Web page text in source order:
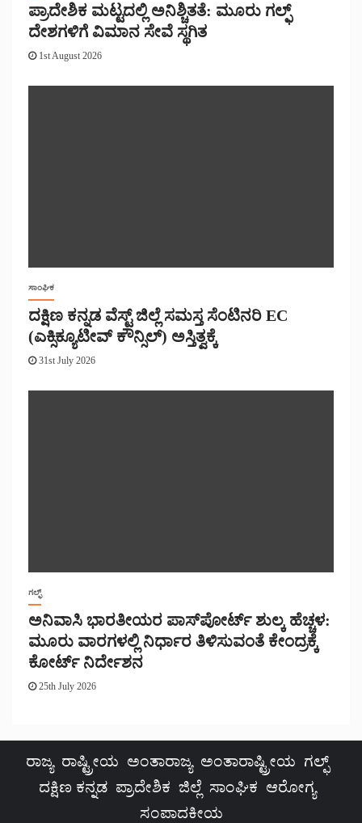
ಪ್ರಾದೇಶಿಕ ಮಟ್ಟದಲ್ಲಿ ಅನಿಶ್ಚಿತತೆ: ಮೂರು ಗಲ್ಫ್
ದೇಶಗಳಿಗೆ ವಿಮಾನ ಸೇವೆ ಸ್ಥಗಿತ
1st August 2026
ಸಾಂಘಿಕ
ದಕ್ಷಿಣ ಕನ್ನಡ ವೆಸ್ಟ್ ಜಿಲ್ಲೆ ಸಮಸ್ತ ಸೆಂಟಿನರಿ EC
(ಎಕ್ಸಿಕ್ಯೂಟೀವ್ ಕೌನ್ಸಿಲ್) ಅಸ್ತಿತ್ವಕ್ಕೆ
31st July 2026
ಗಲ್ಫ್
ಅನಿವಾಸಿ ಭಾರತೀಯರ ಪಾಸ್‌ಪೋರ್ಟ್ ಶುಲ್ಕ ಹೆಚ್ಚಳ:
ಮೂರು ವಾರಗಳಲ್ಲಿ ನಿರ್ಧಾರ ತಿಳಿಸುವಂತೆ ಕೇಂದ್ರಕ್ಕೆ
ಕೋರ್ಟ್ ನಿರ್ದೇಶನ
25th July 2026
ರಾಜ್ಯ ರಾಷ್ಟ್ರೀಯ ಅಂತಾರಾಜ್ಯ ಅಂತಾರಾಷ್ಟ್ರೀಯ ಗಲ್ಫ್
ದಕ್ಷಿಣ ಕನ್ನಡ ಪ್ರಾದೇಶಿಕ ಜಿಲ್ಲೆ ಸಾಂಘಿಕ ಆರೋಗ್ಯ
ಸಂಪಾದಕೀಯ